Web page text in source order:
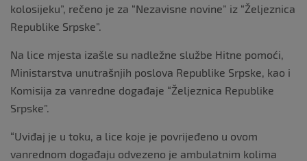
kolosijeku”, rečeno je za “Nezavisne novine” iz “Željeznica
Republike Srpske”.
Na lice mjesta izašle su nadležne službe Hitne pomoći,
Ministarstva unutrašnjih poslova Republike Srpske, kao i
Komisija za vanredne događaje “Željeznica Republike
Srpske”.
“Uviđaj je u toku, a lice koje je povrijeđeno u ovom
vanrednom događaju odvezeno je ambulatnim kolima